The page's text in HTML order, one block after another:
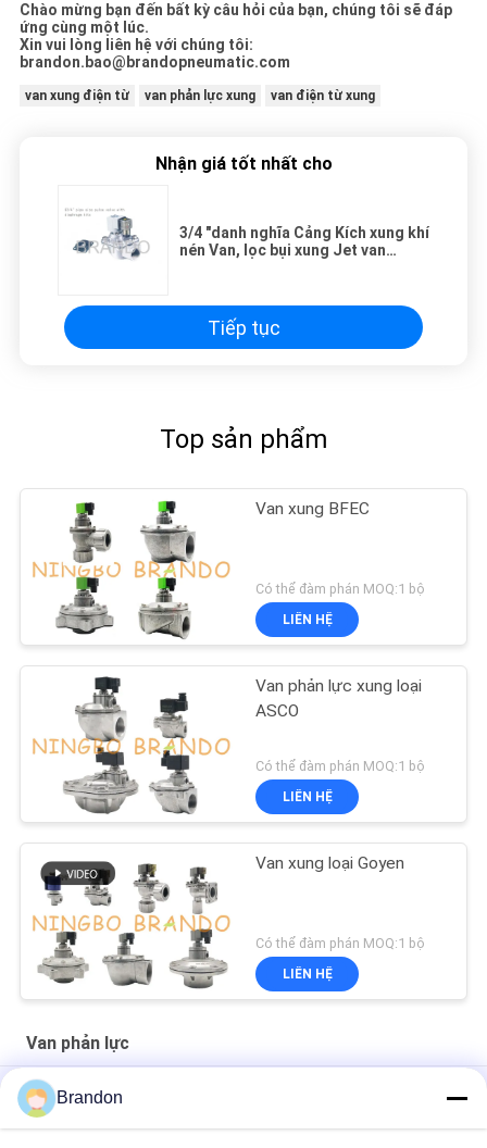
Chào mừng bạn đến bất kỳ câu hỏi của bạn, chúng tôi sẽ đáp
ứng cùng một lúc.
Xin vui lòng liên hệ với chúng tôi:
brandon.bao@brandopneumatic.com
van xung điện từ van phản lực xung van điện từ xung
Nhận giá tốt nhất cho
3/4 "danh nghĩa Cảng Kích xung khí
nén Van, lọc bụi xung Jet van
Tiếp tục
Top sản phẩm
Van xung BFEC
Có thể đàm phán MOQ:1 bộ
LIÊN HỆ
Van phản lực xung loại
ASCO
Có thể đàm phán MOQ:1 bộ
LIÊN HỆ
Van xung loại Goyen
Có thể đàm phán MOQ:1 bộ
LIÊN HỆ
Van phản lực
Bộ điều khiển bộ hẹn giờ tuần tự van phản lực xung hút bụi
Van phản lực xung góc phải 3/4 '' DMF-Z-20 BFEC cho máy hút
Brandon